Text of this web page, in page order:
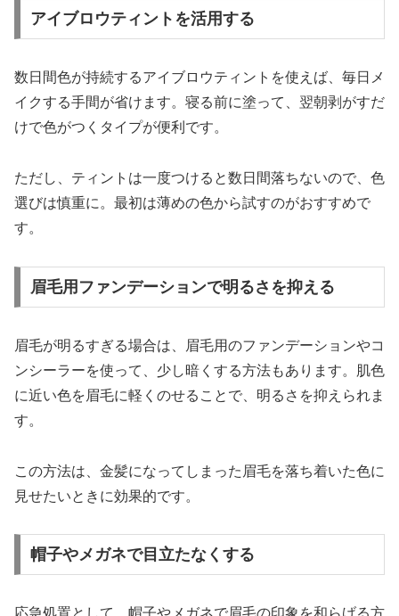
アイブロウティントを活用する
数日間色が持続するアイブロウティントを使えば、毎日メ
イクする手間が省けます。寝る前に塗って、翌朝剥がすだ
けで色がつくタイプが便利です。
ただし、ティントは一度つけると数日間落ちないので、色
選びは慎重に。最初は薄めの色から試すのがおすすめで
す。
眉毛用ファンデーションで明るさを抑える
眉毛が明るすぎる場合は、眉毛用のファンデーションやコ
ンシーラーを使って、少し暗くする方法もあります。肌色
に近い色を眉毛に軽くのせることで、明るさを抑えられま
す。
この方法は、金髪になってしまった眉毛を落ち着いた色に
見せたいときに効果的です。
帽子やメガネで目立たなくする
応急処置として、帽子やメガネで眉毛の印象を和らげる方